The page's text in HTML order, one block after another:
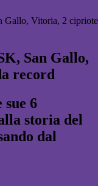
Gallo, Vitoria, 2 cipriote
San Gallo,
record
6
storia del
dal